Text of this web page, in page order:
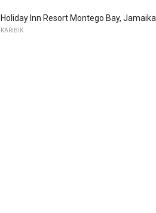
Holiday Inn Resort Montego Bay, Jamaika
KARIBIK